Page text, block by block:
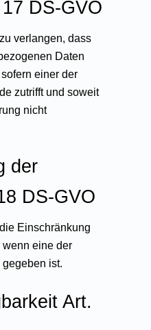
DS-GVO
verlangen, dass
Daten
einer der
zutrifft und soweit
nicht
der
DS-GVO
Einschränkung
wenn eine der
ist.
Art.